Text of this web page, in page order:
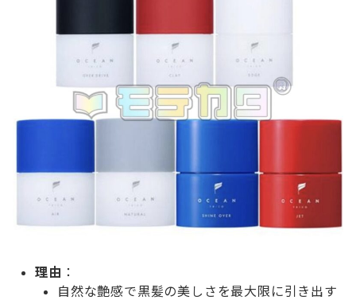
理由 ：
自然な艶感で黒髪の美しさを最大限に引き出す